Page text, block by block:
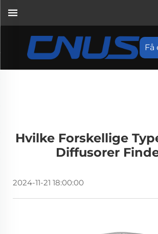
Få
Hvilke Forskellige
Diffusorer
2024-11-21 18:00:00